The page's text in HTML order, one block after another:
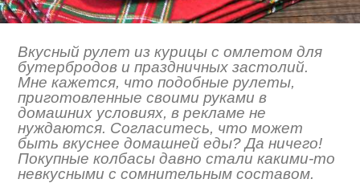
Вкусный рулет из курицы с омлетом для
бутербродов и праздничных застолий.
Мне кажется, что подобные рулеты,
приготовленные своими руками в
домашних условиях, в рекламе не
нуждаются. Согласитесь, что может
быть вкуснее домашней еды? Да ничего!
Покупные колбасы давно стали какими-то
невкусными с сомнительным составом.